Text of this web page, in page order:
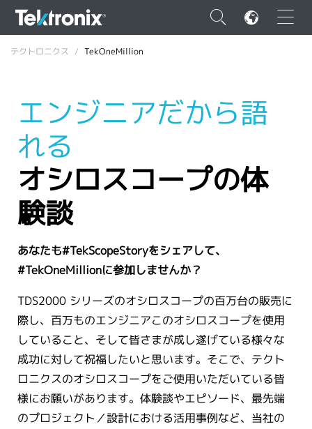
×
ENGLISH
DEUTSCH
VIỆT NAM
简体中文
日本語
韓国語
繁體中文
テクトロニクス TekOneMillion
エンジニアだから語
れる
オシロスコープの体
験談
あなたも#TekScopeStoryをシェアして、
#TekOneMillionに参加しませんか？
TDS2000 シリーズのオシロスコープの百万台の販売に
際し、百万ものエンジニアこのオシロスコープを使用
していること、そして皆さまが成し遂げている様々な
成功に対して祝福したいと思います。そこで、テクト
ロニクスのオシロスコープをご使用いただいている皆
様にお願いがあります。体験談やエピソード、最先端
のプロジェクト／設計における活用事例など、当社の